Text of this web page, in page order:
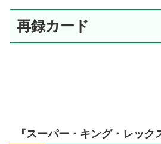
再録カード
『スーパー・キング・レック